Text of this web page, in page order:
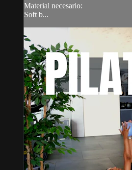
Material necesario:
Soft b...